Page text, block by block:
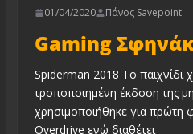
01/04/2020 Πάνος Savepoint
Gaming
Spiderman 2018 Το παιχνίδι
τροποποιημένη έκδοση της
χρησιμοποιήθηκε για πρώτη
Overdrive ενώ διαθέτει